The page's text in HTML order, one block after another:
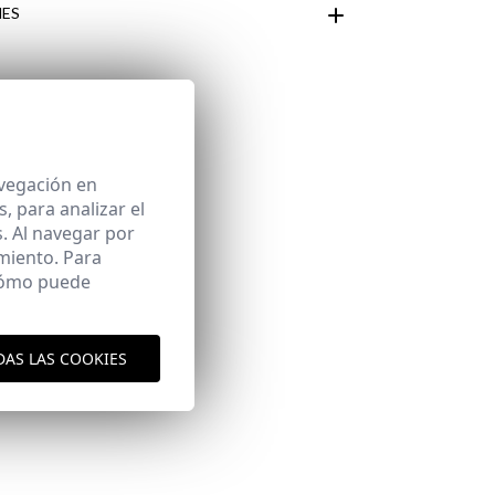
y envíos
en
para analizar el
Al navegar por
Para
puede
LAS COOKIES